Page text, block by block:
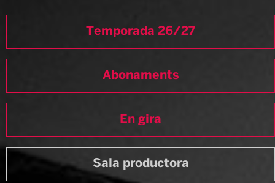
Temporada 26/27
Abonaments
En gira
Sala productora